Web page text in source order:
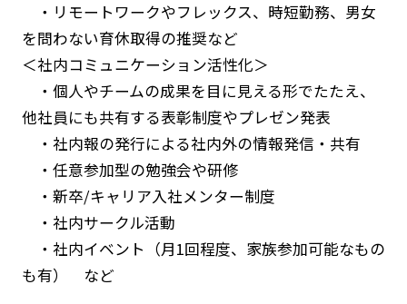
・リモートワークやフレックス、時短勤務、男女
を問わない育休取得の推奨など
＜社内コミュニケーション活性化＞
・個人やチームの成果を目に見える形でたたえ、
他社員にも共有する表彰制度やプレゼン発表
・社内報の発行による社内外の情報発信・共有
・任意参加型の勉強会や研修
・新卒/キャリア入社メンター制度
・社内サークル活動
・社内イベント（月1回程度、家族参加可能なもの
も有） など